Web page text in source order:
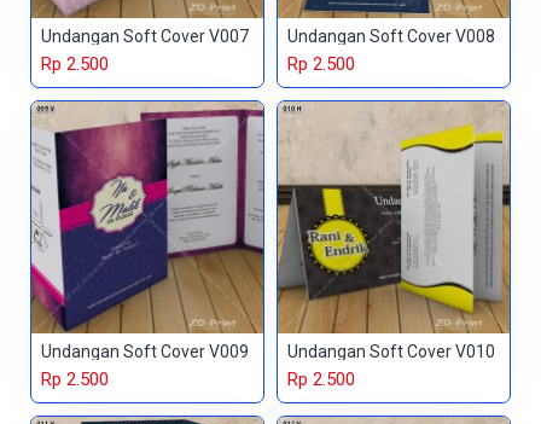
Undangan Soft Cover V007
Rp 2.500
Undangan Soft Cover V008
Rp 2.500
Undangan Soft Cover V009
Rp 2.500
Undangan Soft Cover V010
Rp 2.500